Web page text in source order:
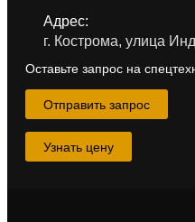
Адрес:
г. Кострома, улица
Оставьте запрос на
Отправить запрос
Узнать цену